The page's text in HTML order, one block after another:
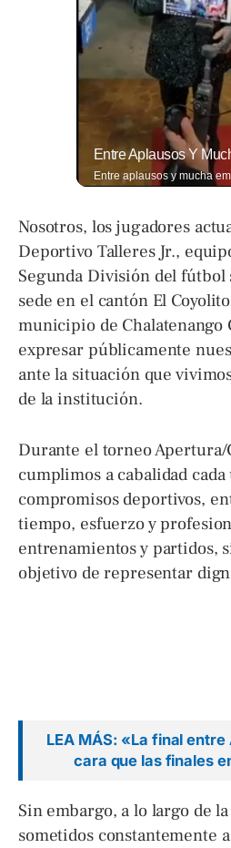
Nosotros, los jugadores
Deportivo Talleres Jr.,
Segunda División del fútbol
sede en el cantón El
municipio de Chalatenango
expresar públicamente
ante la situación que
de la institución.
Durante el torneo Apertura/
cumplimos a cabalidad
compromisos deportivos,
tiempo, esfuerzo y
entrenamientos y partidos,
objetivo de representar
LEA MÁS: «La final entre
cara que las finales
Sin embargo, a lo largo de
sometidos constantemente